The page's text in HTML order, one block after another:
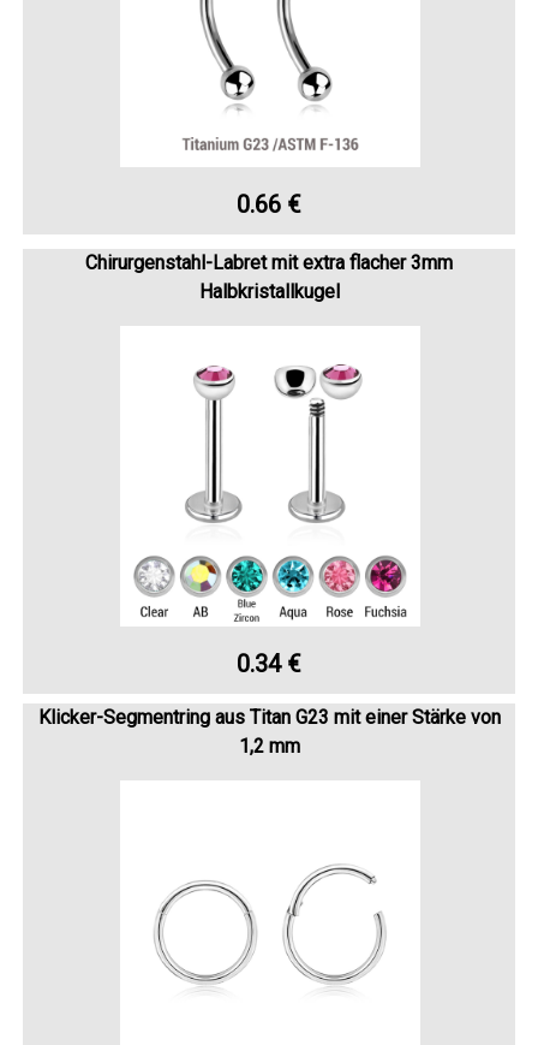
0.66 €
Chirurgenstahl-Labret mit extra flacher 3mm
Halbkristallkugel
0.34 €
Klicker-Segmentring aus Titan G23 mit einer Stärke von
1,2 mm